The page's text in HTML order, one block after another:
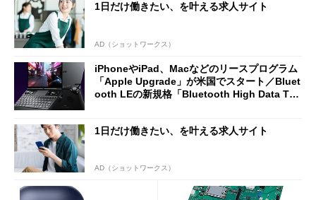
1日だけ働きたい、を叶える求人サイト
AD（ショットワークス）
iPhoneやiPad、Macなどのリースプログラム
「Apple Upgrade」が米国でスタート／Bluet
ooth LEの新規格「Bluetooth High Data Thr
1日だけ働きたい、を叶える求人サイト
AD（ショットワークス）